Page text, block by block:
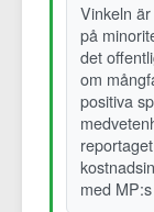
Vinkeln
på
det
om
positiva
med